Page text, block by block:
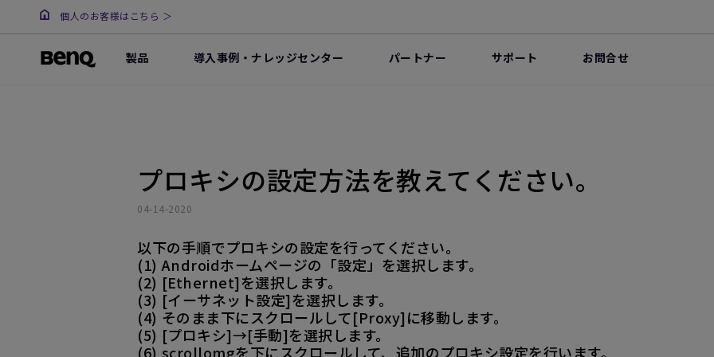
個人のお客様はこちら ＞
製品 導入事例・ナレッジセンター パートナー サポート お問合せ
プロキシの設定方法を教えてください。
04-14-2020
以下の手順でプロキシの設定を行ってください。
(1) Androidホームページの「設定」を選択します。
(2) [Ethernet]を選択します。
(3) [イーサネット設定]を選択します。
(4) そのまま下にスクロールして[Proxy]に移動します。
(5) [プロキシ]→[手動]を選択します。
(6) scrollomgを下にスクロールして、追加のプロキシ設定を行います。